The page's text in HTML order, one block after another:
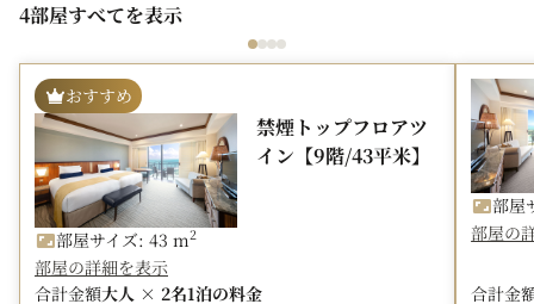
【夏のアリビラ・プライム特典例】
・ビーチ専用エリア席をご利用いただけます。
クーラーBOXにドリンク（3本）を入れてお渡しいたし
ます。
※おひとりさま1泊につき1回ご利用いただけます。
※パラソル専用席は1室1セットのご利用案内となりま
す。
・テイクアウトドリンクをご利用いただけます。
□夏のアリビラ・プライム特典の詳細は
4部屋すべてを表示
おすすめ
禁煙トップフロアツ
イン【9階/43平米】
部屋サイズ: 43 m2
部屋の詳細を表示
合計金額大人 × 2名1泊の料金
部屋
部屋の
合計金